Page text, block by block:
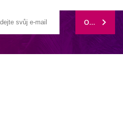
ODEBÍRAT